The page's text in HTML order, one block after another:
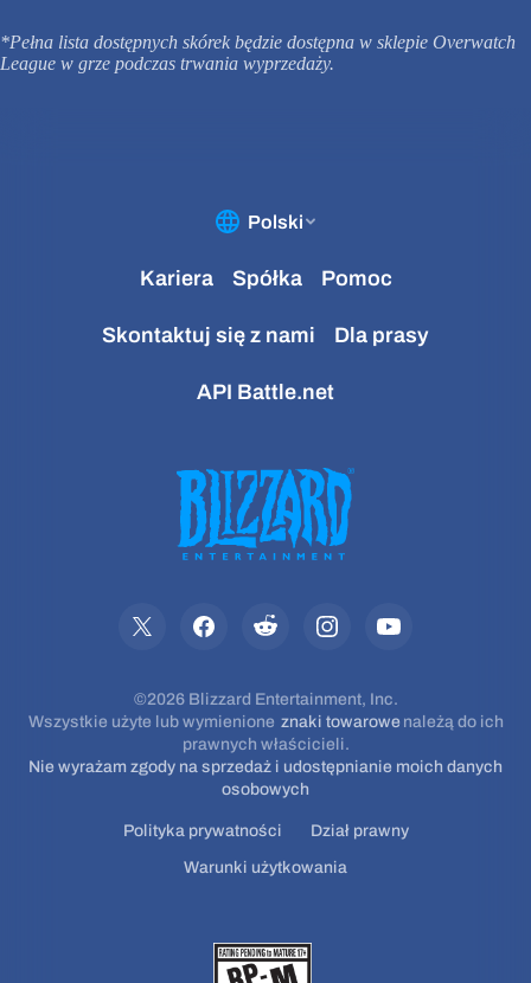
*Pełna lista dostępnych skórek będzie dostępna w sklepie Overwatch
League w grze podczas trwania wyprzedaży.